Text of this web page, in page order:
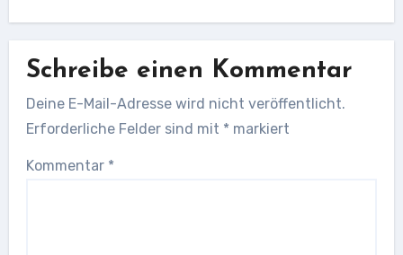
Schreibe einen Kommentar
Deine E-Mail-Adresse wird nicht veröffentlicht.
Erforderliche Felder sind mit * markiert
Kommentar *